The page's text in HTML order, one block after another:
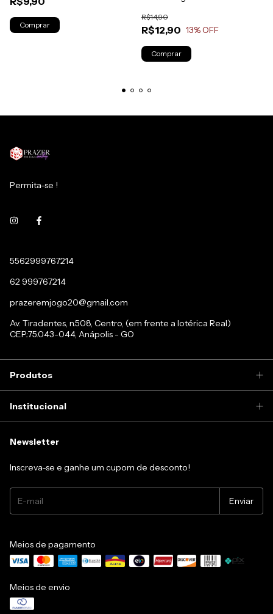
R$12,90
R$14,90
13% OFF
Permita-se !
5562999767214
62 999767214
prazeremjogo20@gmail.com
Av. Tiradentes, n.508, Centro, (em frente a lotérica Real)
CEP.:75.043-044, Anápolis - GO
Produtos
Institucional
Newsletter
Inscreva-se e ganhe um cupom de desconto!
Meios de pagamento
Meios de envio